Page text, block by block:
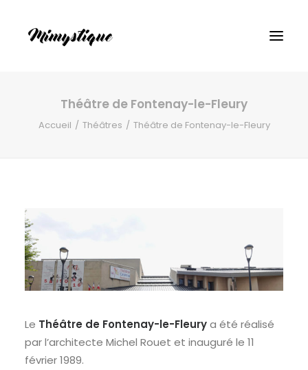
RECHERCHE
Théâtre de Fontenay-le-Fleury
Accueil Théâtres Théâtre de Fontenay-le-Fleury
Le Théâtre de Fontenay-le-Fleurya été réalisé
par l’architecte Michel Rouet et inauguré le 11
février 1989.